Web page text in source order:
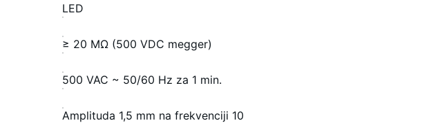
LED
≥ 20 MΩ (500 VDC megger)
500 VAC ~ 50/60 Hz za 1 min.
Amplituda 1,5 mm na frekvenciji 10